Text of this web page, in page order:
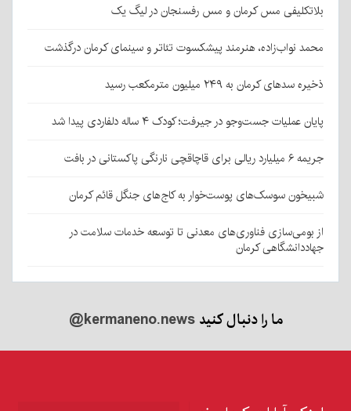
بلاتکلیفی مس کرمان و مس رفسنجان در لیگ یک
محمد نواب‌زاده، هنرمند پیشکسوت تئاتر و سینمای کرمان درگذشت
ذخیره سدهای کرمان به ۲۴۹ میلیون مترمکعب رسید
پایان عملیات جست‌وجو در جیرفت؛ کودک ۴ ساله دلفاردی پیدا شد
جریمه ۶ میلیارد ریالی برای قاچاقچی نارنگی پاکستانی در بافت
شبیخون سوسک‌های پوست‌خوار به کاج‌های جنگل قائم کرمان
از بومی‌سازی فناوری‌های معدنی تا توسعه خدمات سلامت در
جهاددانشگاهی کرمان
ما را دنبال کنید@kermaneno.news